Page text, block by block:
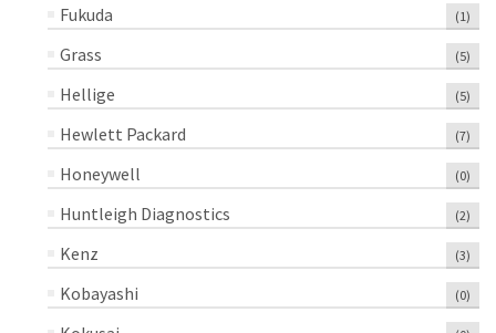
Fukuda (1)
Grass (5)
Hellige (5)
Hewlett Packard (7)
Honeywell (0)
Huntleigh Diagnostics (2)
Kenz (3)
Kobayashi (0)